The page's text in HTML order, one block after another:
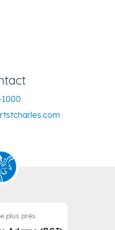
plus près